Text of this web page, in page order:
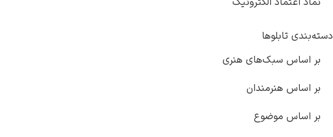
دسته‌بندی تابلوها
بر اساس سبک‌های هنری
بر اساس هنرمندان
بر اساس موضوع